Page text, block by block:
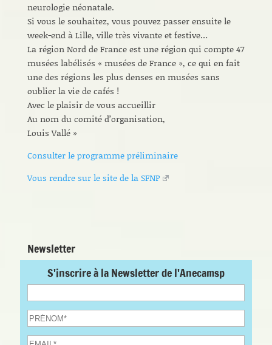
neurologie néonatale.
Si vous le souhaitez, vous pouvez passer ensuite le
week-end à Lille, ville très vivante et festive…
La région Nord de France est une région qui compte 47
musées labélisés « musées de France », ce qui en fait
une des régions les plus denses en musées sans
oublier la vie de cafés !
Avec le plaisir de vous accueillir
Au nom du comité d’organisation,
Louis Vallé »
Consulter le programme préliminaire
Vous rendre sur le site de la SFNP
Newsletter
S'inscrire à la Newsletter de l'Anecamsp